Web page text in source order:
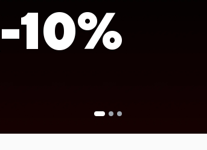
-10%